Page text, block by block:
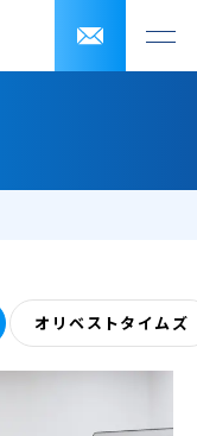
オリベストタイムズ